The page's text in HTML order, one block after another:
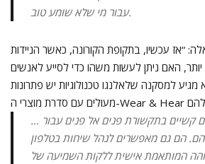
עבור מי שלא שומע טוב.
“אז עכשיו, בתקופת הקורונה, כאשר הניידות
האם ניתן לעשות משהו כדי לסייע לאנשים
למסקנה שלאלנגו טכנולוגיות יש פתרונות
… מכשירים אלה פותרים קשיים בתקשורת פנים אל פנים עבור
הם גם מאפשרים לנהל שיחות בטלפון
המותאמת אישית ללקות השמיעה של